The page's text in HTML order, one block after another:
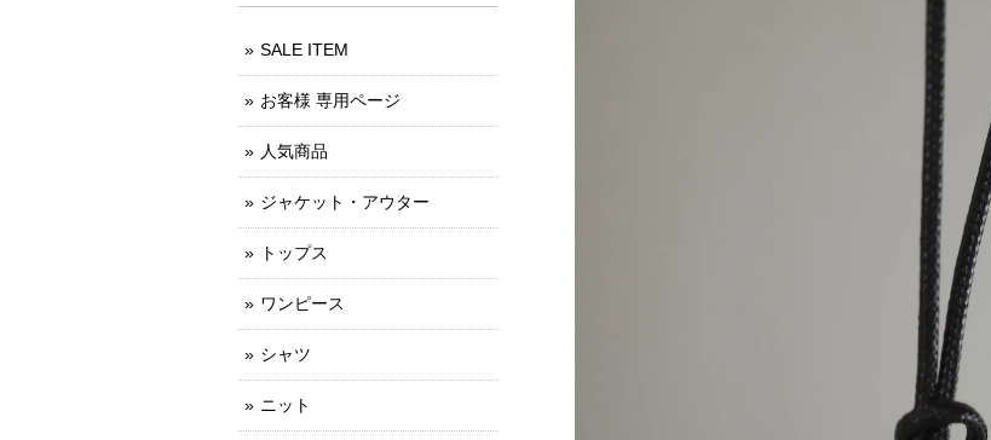
SALE ITEM
お客様 専用ページ
人気商品
ジャケット・アウター
トップス
ワンピース
シャツ
ニット